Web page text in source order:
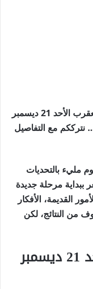
ننقل لكم خبر ..حظك اليوم برج العقرب الأحد 21 ديسمبر
مليء بالتحديات
ببداية مرحلة جديدة
القديمة، الأفكار
من النتائج، لكن
برج العقرب اليوم الأحد 21 ديسمبر